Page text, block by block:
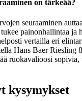
on tärkeää?
seuraaminen
tukee painonhallintaa ja
vertailla eri
Hans Baer Riesling
ruokavalioosi sopivia,
kysymykset